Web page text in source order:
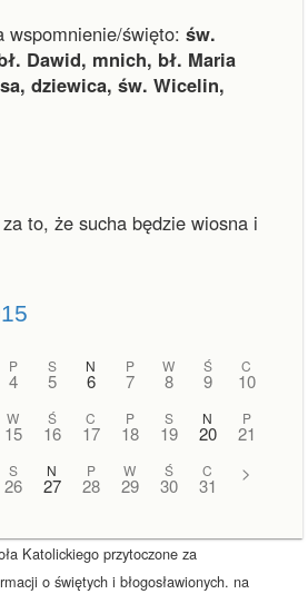
wspomnienie/święto: św.
Dawid, mnich, bł. Maria
dziewica, św. Wicelin,
to, że sucha będzie wiosna i
P
4
S
5
N
6
P
7
W
8
Ś
9
C
10
W
15
Ś
16
C
17
P
18
S
19
N
20
P
21
S
26
N
27
P
28
W
29
Ś
30
C
31
>
Katolickiego przytoczone za
o świętych i błogosławionych. na